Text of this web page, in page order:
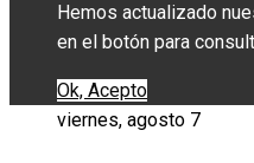
Hemos actualizado
en el botón para
Ok, Acepto
viernes, agosto 7